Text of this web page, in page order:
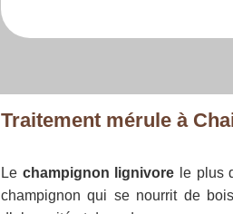
Traitement mérule à
Le champignon lignivore le plus
champignon qui se nourrit de